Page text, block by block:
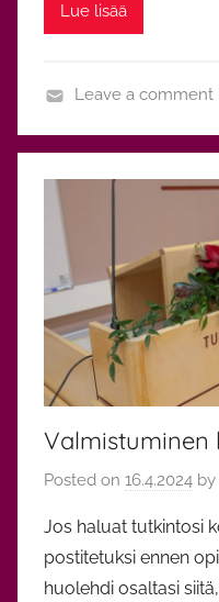
Lue lisää
p
i
t
,
l
e
i
n
Leave a comment
Valmistuminen
Posted on 16.4.2024 by
Jos haluat tutkintosi
postitetuksi ennen
huolehdi osaltasi